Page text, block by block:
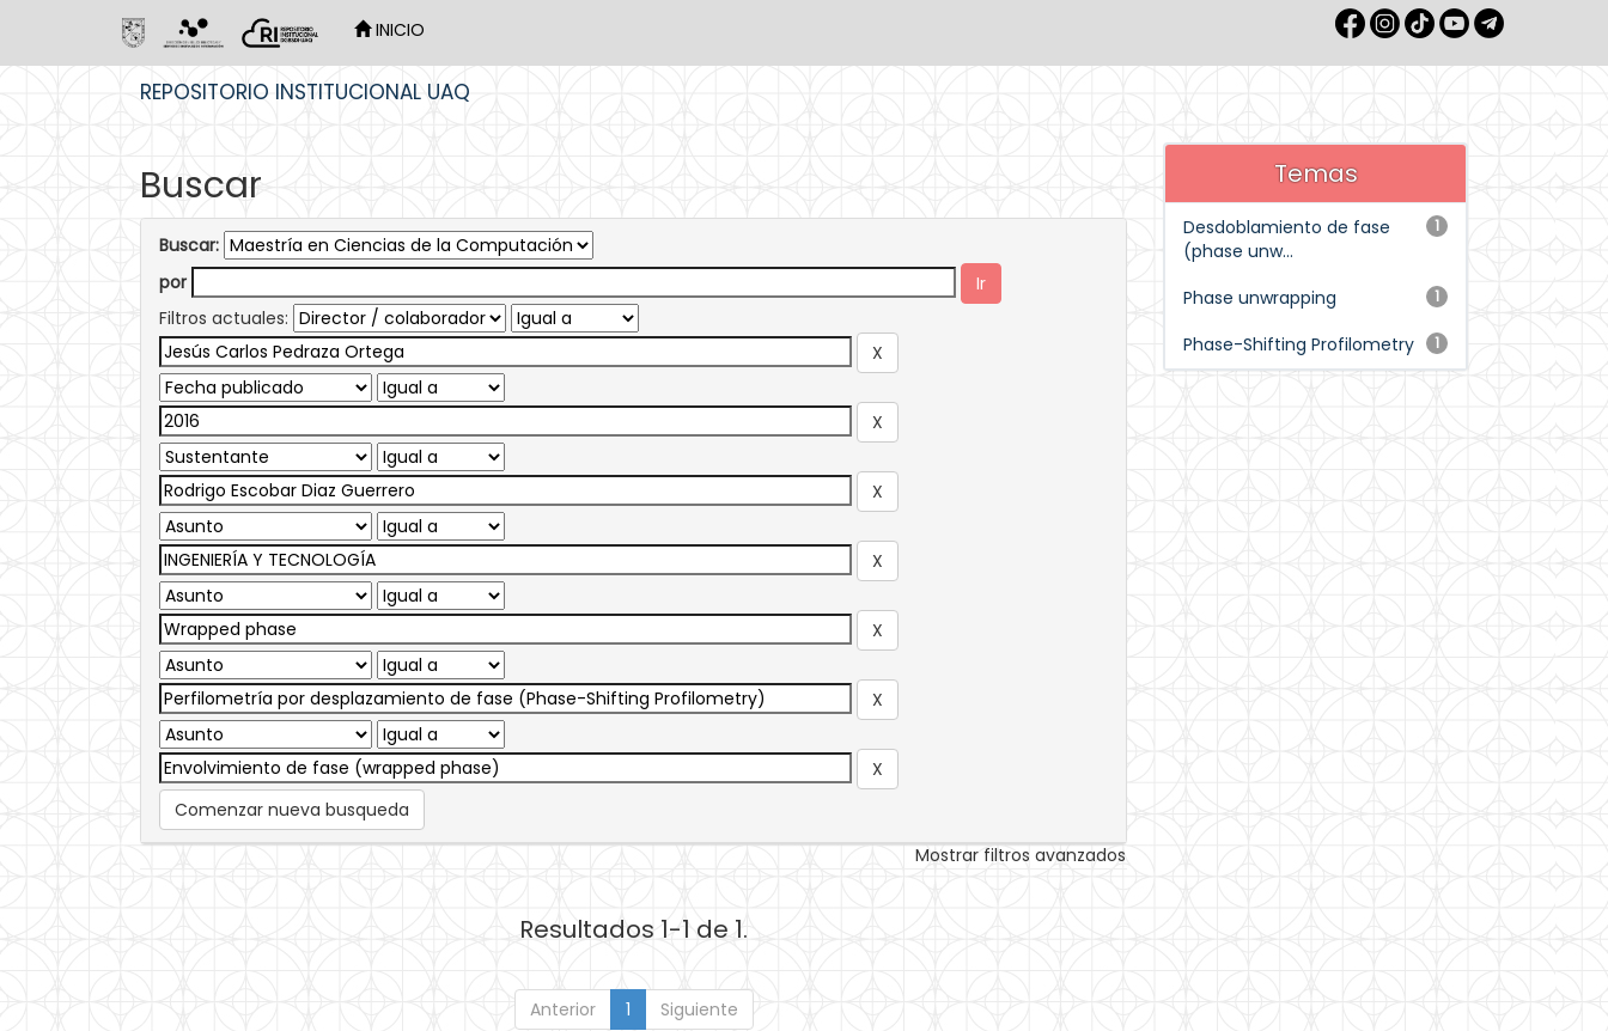
INICIO
REPOSITORIO INSTITUCIONAL UAQ
Buscar
Buscar:
por
Filtros actuales:
Comenzar nueva busqueda
Mostrar filtros avanzados
Resultados 1-1 de 1.
Anterior 1 Siguiente
Temas
1
Desdoblamiento de fase
(phase unw...
1
Phase unwrapping
1
Phase-Shifting Profilometry